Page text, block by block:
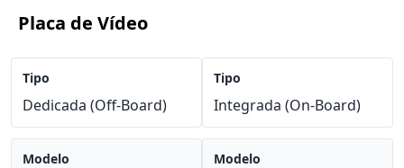
Placa de Vídeo
Tipo
Dedicada (Off-Board)
Modelo
Tipo
Integrada (On-Board)
Modelo